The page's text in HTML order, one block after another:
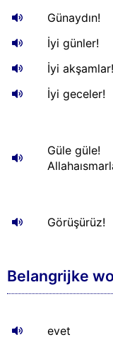
Günaydın!
İyi günler!
İyi akşamlar!
İyi geceler!
Güle güle!
Görüşürüz!
Belangrijke
evet